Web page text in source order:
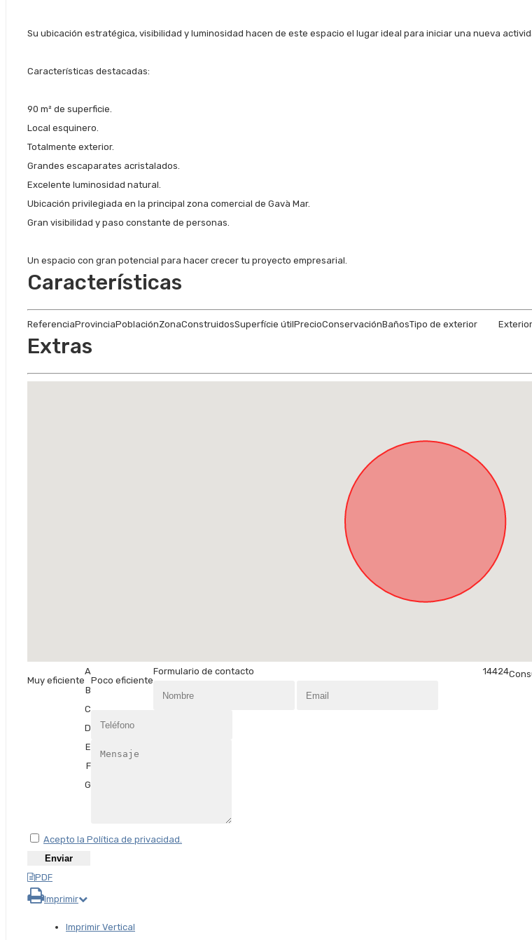
Su ubicación estratégica, visibilidad y luminosidad hacen de este espacio el lugar ideal para iniciar una nueva
Características destacadas:
90 m² de superficie.
Local esquinero.
Totalmente exterior.
Grandes escaparates acristalados.
Excelente luminosidad natural.
Ubicación privilegiada en la principal zona comercial de Gavà Mar.
Gran visibilidad y paso constante de personas.
Un espacio con gran potencial para hacer crecer tu proyecto empresarial.
Características
ReferenciaProvinciaPoblaciónZonaConstruidosSuperfície útilPrecioConservaciónBañosTipo de exterior Exterior
Extras
Muy eficiente
A
B
C
D
E
F
G
14424
Poco eficiente
Formulario de contacto
Acepto la Política de privacidad.
PDF
Imprimir
Imprimir Vertical